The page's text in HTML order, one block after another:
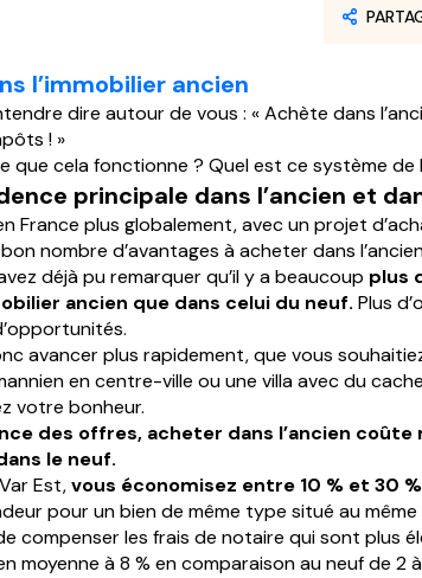
l’immobilier ancien
dire autour de vous : « Achète dans
! »
que cela fonctionne ? Quel est ce système de
principale dans l’ancien et
France plus globalement, avec un projet
nombre d’avantages à acheter dans
déjà pu remarquer qu’il y a beaucoup plus
ancien que dans celui du neuf. Plus
avancer plus rapidement, que vous
en centre-ville ou une villa avec du
votre bonheur.
des offres, acheter dans l’ancien coûte
le neuf.
Est,vous économisez entre 10 % et 30
pour un bien de même type situé au
compenser les frais de notaire qui sont plus
moyenne à 8 % en comparaison au neuf de 2